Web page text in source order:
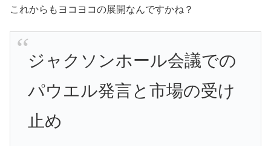
これからもヨコヨコの展開なんですかね？
ジャクソンホール会議での
パウエル発言と市場の受け
止め